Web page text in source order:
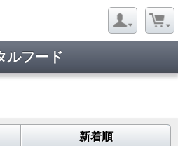
ルフード
新着順